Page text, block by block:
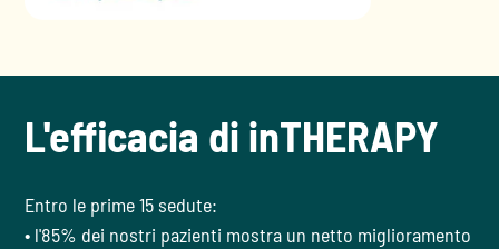
L'efficacia di inTHERAPY
Entro le prime 15 sedute:
• l'85% dei nostri pazienti mostra un netto miglioramento